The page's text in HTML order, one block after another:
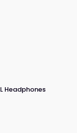
Headphones